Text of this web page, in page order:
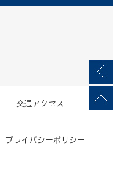
交通アクセス
プライバシーポリシー